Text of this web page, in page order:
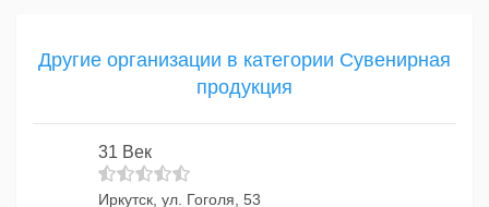
Другие организации в категории Сувенирная
продукция
31 Век
Иркутск, ул. Гоголя, 53